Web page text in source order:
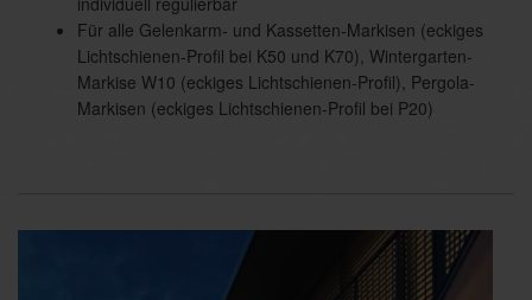
Für alle Gelenkarm- und Kassetten-Markisen (eckiges
Lichtschienen-Profil bei K50 und K70), Wintergarten-
Markise W10 (eckiges Lichtschienen-Profil), Pergola-
Markisen (eckiges Lichtschienen-Profil bei P20)